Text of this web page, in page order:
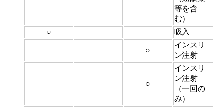
等を含
む）
○
吸入
○
インスリ
ン注射
○
インスリ
ン注射
（一回の
み）